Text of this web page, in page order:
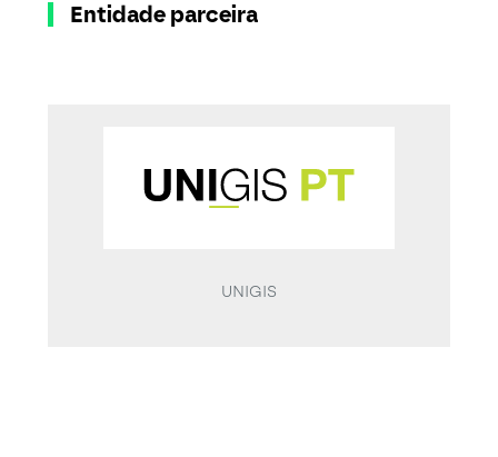
Entidade parceira
UNIGIS